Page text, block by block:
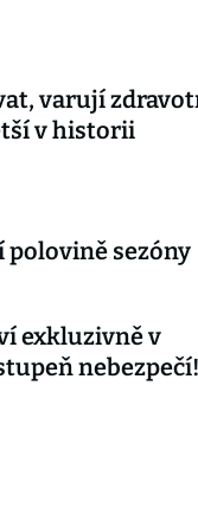
varují
v historii
polovině sezóny
exkluzivně v
nebezpečí!